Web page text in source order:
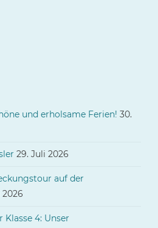
und erholsame Ferien! 30.
29. Juli 2026
auf der
2026
Klasse 4: Unser